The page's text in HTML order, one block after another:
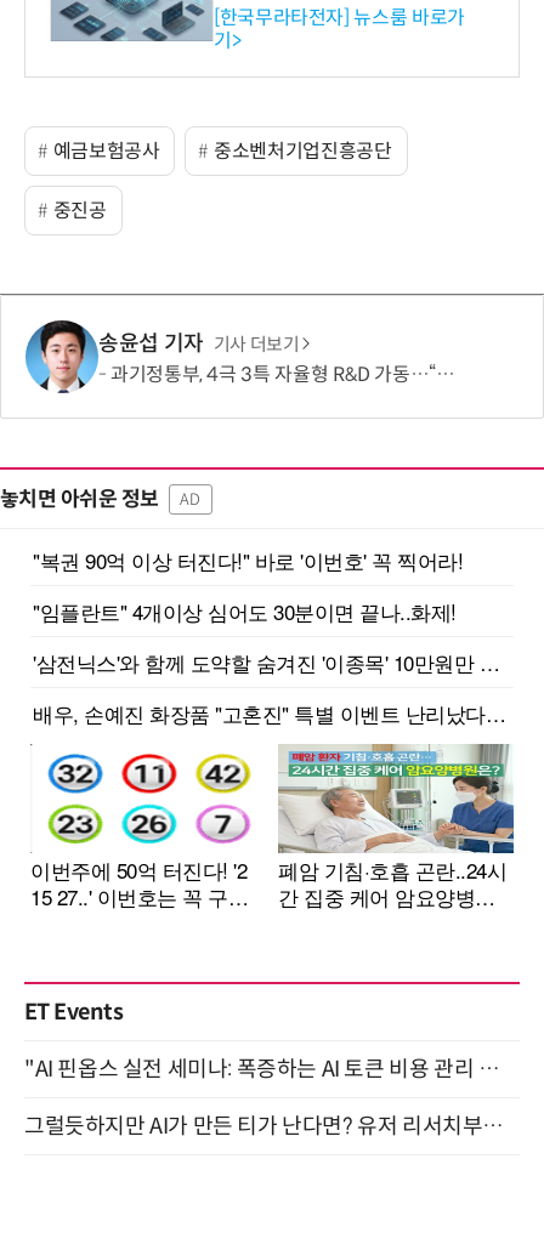
공…73개 제품 카테고리로
확대
[한국무라타전자] 뉴스룸 바로가
기>
예금보험공사 중소벤처기업진흥공단
중진공
송윤섭 기자 기사 더보기
과기정통부, 4극 3특 자율형 R&D 가동…“지역이 직접 미래 성장동력 찾는다”
놓치면 아쉬운 정보 AD
ET Events
"AI 핀옵스 실전 세미나: 폭증하는 AI 토큰 비용 관리 전략" 8월 21일 개최
그럴듯하지만 AI가 만든 티가 난다면? 유저 리서치부터 배포까지! (9/15)